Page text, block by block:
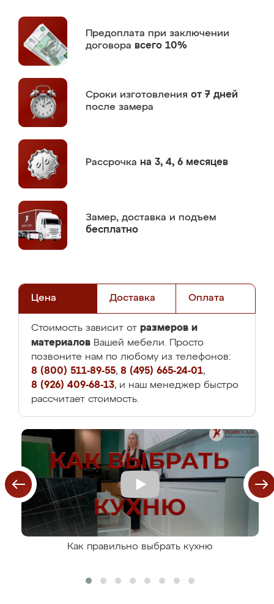
Предоплата при заключении
договора всего 10%
Сроки изготовления от 7 дней
после замера
Рассрочка на 3, 4, 6 месяцев
Замер, доставка и подъем
бесплатно
Цена Доставка Оплата
Стоимость зависит от размеров и
материалов Вашей мебели. Просто
позвоните нам по любому из телефонов:
8 (800) 511-89-55, 8 (495) 665-24-01,
8 (926) 409-68-13, и наш менеджер быстро
рассчитает стоимость.
Как правильно выбрать кухню